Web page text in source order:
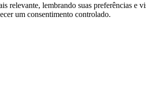
relevante, lembrando suas preferências
um consentimento controlado.